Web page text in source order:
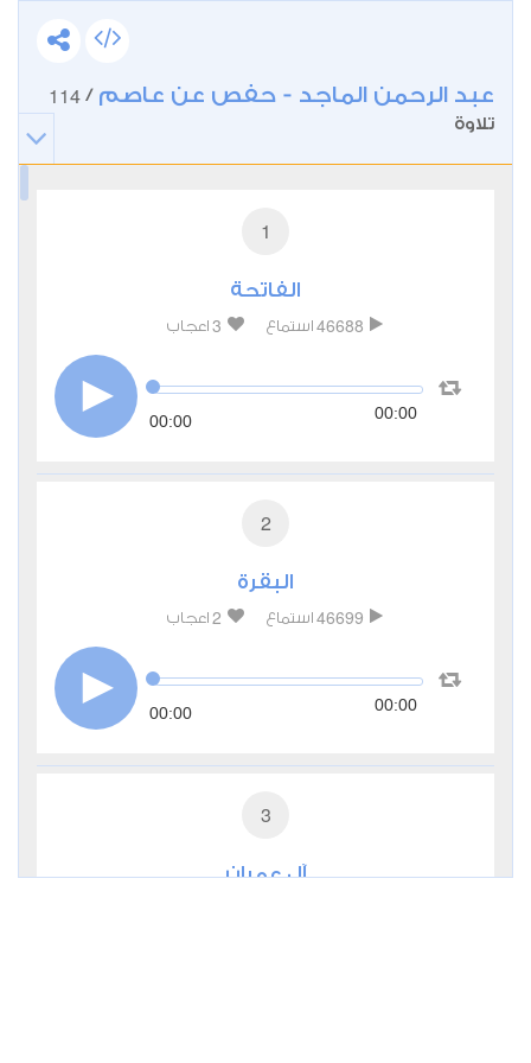
عبد الرحمن الماجد - حفص عن عاصم /
114
تلاوة
1
الفاتحة
46688 استماع 3 اعجاب
00:00 00:00
2
البقرة
46699 استماع 2 اعجاب
00:00 00:00
3
آل عمران